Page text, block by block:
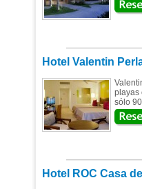
Hotel Valentin
playas
sólo
Hotel ROC Casa